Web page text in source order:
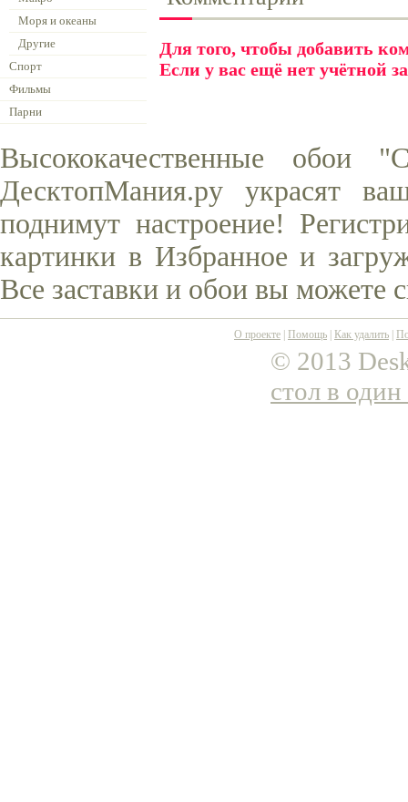
Моря и океаны
Другие
Спорт
Фильмы
Парни
Для того, чтобы добавить
Если у вас ещё нет учётной
Высококачественные
ДесктопМания.ру украсят
поднимут настроение!
картинки в Избранное и
Все заставки и обои вы можете
О проекте Помощь Как удалить
© 2013
стол в